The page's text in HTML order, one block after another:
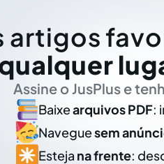
artigos
Assine o JusPlus e
Baixearquivos PDF:
Naveguesem
Esteja na frente: